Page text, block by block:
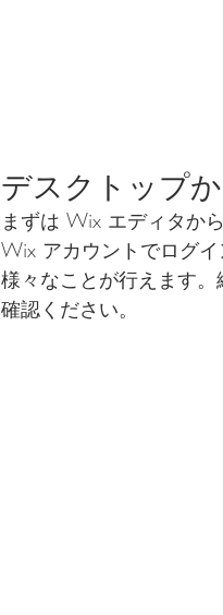
デスクトップ
まずは Wix エディタか
Wix アカウントでログ
様々なことが行えます
確認ください。